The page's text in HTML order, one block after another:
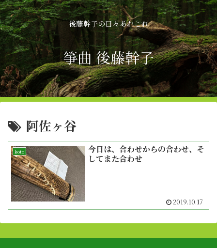
後藤幹子の日々あれこれ
箏曲 後藤幹子
阿佐ヶ谷
koto
今日は、合わせからの合わせ、そ
してまた合わせ
2019.10.17